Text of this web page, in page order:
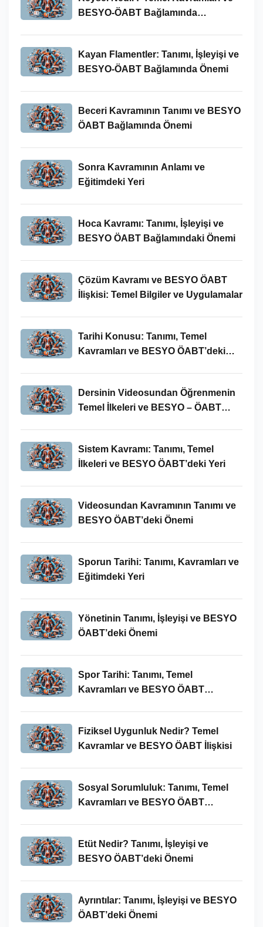
BESYO-ÖABT Bağlamında
Kayan Flamentler: Tanımı, İşleyişi ve
BESYO-ÖABT Bağlamında Önemi
Beceri Kavramının Tanımı ve BESYO
ÖABT Bağlamında Önemi
Sonra Kavramının Anlamı ve
Eğitimdeki Yeri
Hoca Kavramı: Tanımı, İşleyişi ve
BESYO ÖABT Bağlamındaki Önemi
Çözüm Kavramı ve BESYO ÖABT
İlişkisi: Temel Bilgiler ve Uygulamalar
Tarihi Konusu: Tanımı, Temel
Kavramları ve BESYO ÖABT’deki
Dersinin Videosundan Öğrenmenin
Temel İlkeleri ve BESYO – ÖABT
Sistem Kavramı: Tanımı, Temel
İlkeleri ve BESYO ÖABT’deki Yeri
Videosundan Kavramının Tanımı ve
BESYO ÖABT’deki Önemi
Sporun Tarihi: Tanımı, Kavramları ve
Eğitimdeki Yeri
Yönetinin Tanımı, İşleyişi ve BESYO
ÖABT’deki Önemi
Spor Tarihi: Tanımı, Temel
Kavramları ve BESYO ÖABT
Fiziksel Uygunluk Nedir? Temel
Kavramlar ve BESYO ÖABT İlişkisi
Sosyal Sorumluluk: Tanımı, Temel
Kavramları ve BESYO ÖABT
Etüt Nedir? Tanımı, İşleyişi ve
BESYO ÖABT’deki Önemi
Ayrıntılar: Tanımı, İşleyişi ve BESYO
ÖABT’deki Önemi